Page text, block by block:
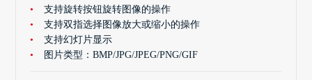
支持旋转按钮旋转图像的操作
支持双指选择图像放大或缩小的操作
支持幻灯片显示
图片类型：BMP/JPG/JPEG/PNG/GIF